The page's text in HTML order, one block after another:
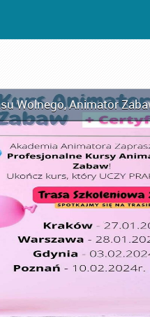
Wolnego,Animator